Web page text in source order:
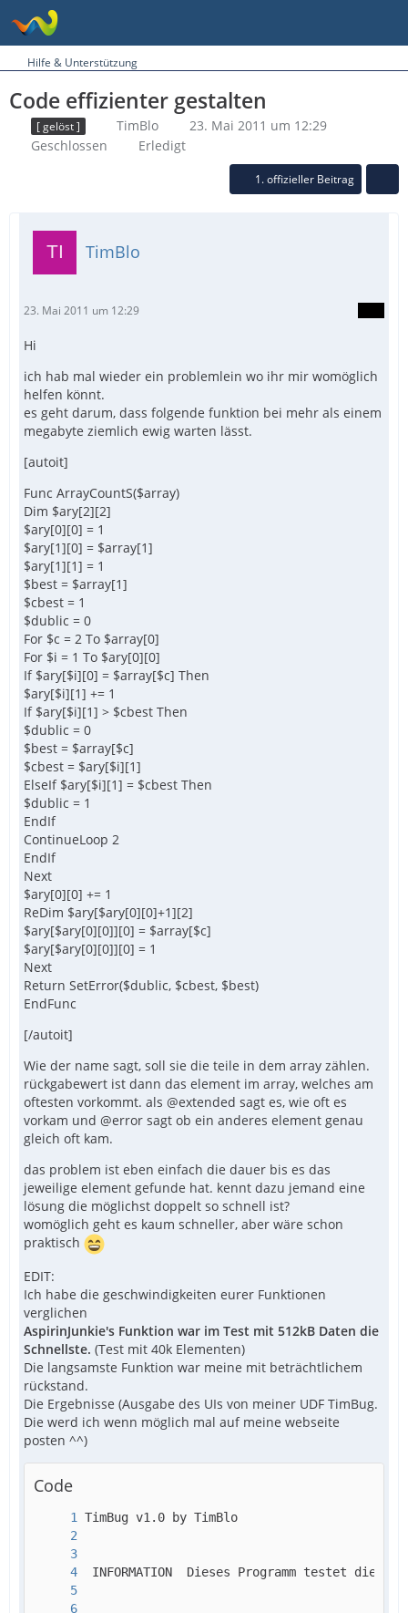
Hilfe & Unterstützung
Code effizienter gestalten
[ gelöst ] TimBlo
23. Mai 2011 um 12:29
Geschlossen
Erledigt
1. offizieller Beitrag
TimBlo
23. Mai 2011 um 12:29
Hi
ich hab mal wieder ein problemlein wo ihr mir womöglich
helfen könnt.
es geht darum, dass folgende funktion bei mehr als einem
megabyte ziemlich ewig warten lässt.
[autoit]
Func ArrayCountS($array)
Dim $ary[2][2]
$ary[0][0] = 1
$ary[1][0] = $array[1]
$ary[1][1] = 1
$best = $array[1]
$cbest = 1
$dublic = 0
For $c = 2 To $array[0]
For $i = 1 To $ary[0][0]
If $ary[$i][0] = $array[$c] Then
$ary[$i][1] += 1
If $ary[$i][1] > $cbest Then
$dublic = 0
$best = $array[$c]
$cbest = $ary[$i][1]
ElseIf $ary[$i][1] = $cbest Then
$dublic = 1
EndIf
ContinueLoop 2
EndIf
Next
$ary[0][0] += 1
ReDim $ary[$ary[0][0]+1][2]
$ary[$ary[0][0]][0] = $array[$c]
$ary[$ary[0][0]][0] = 1
Next
Return SetError($dublic, $cbest, $best)
EndFunc
[/autoit]
Wie der name sagt, soll sie die teile in dem array zählen.
rückgabewert ist dann das element im array, welches am
oftesten vorkommt. als @extended sagt es, wie oft es
vorkam und @error sagt ob ein anderes element genau
gleich oft kam.
das problem ist eben einfach die dauer bis es das
jeweilige element gefunde hat. kennt dazu jemand eine
lösung die möglichst doppelt so schnell ist?
womöglich geht es kaum schneller, aber wäre schon
praktisch
EDIT:
Ich habe die geschwindigkeiten eurer Funktionen
verglichen
AspirinJunkie's Funktion war im Test mit 512kB Daten die
Schnellste. (Test mit 40k Elementen)
Die langsamste Funktion war meine mit beträchtlichem
rückstand.
Die Ergebnisse (Ausgabe des UIs von meiner UDF TimBug.
Die werd ich wenn möglich mal auf meine webseite
posten ^^)
Code